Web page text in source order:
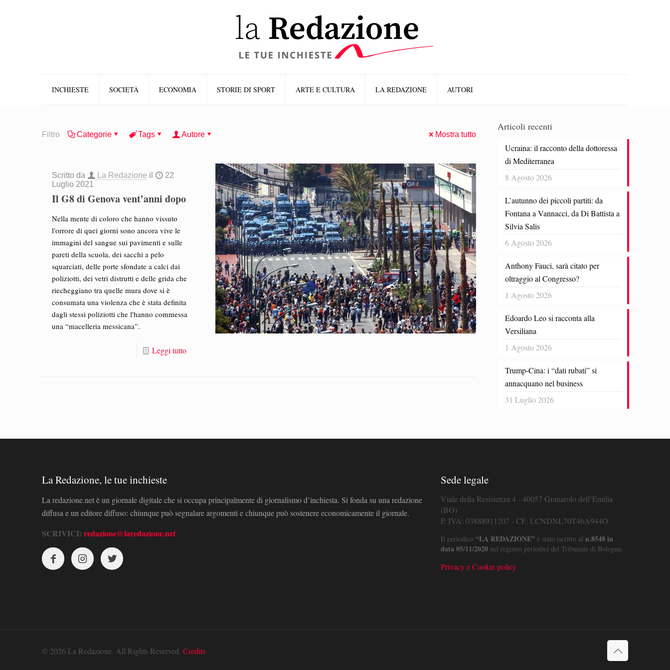
INCHIESTE SOCIETÀ ECONOMIA STORIE DI SPORT ARTE E CULTURA LA REDAZIONE AUTORI
Filtro Categorie Tags Autore Mostra tutto
Scritto da La Redazione il
22
Luglio 2021
Il G8 di Genova vent’anni dopo
Nella mente di coloro che hanno vissuto
l'orrore di quei giorni sono ancora vive le
immagini del sangue sui pavimenti e sulle
pareti della scuola, dei sacchi a pelo
squarciati, delle porte sfondate a calci dai
poliziotti, dei vetri distrutti e delle grida che
riecheggiano tra quelle mura dove si è
consumata una violenza che è stata definita
dagli stessi poliziotti che l'hanno commessa
una “macelleria messicana”.
Leggi tutto
Articoli recenti
Ucraina: il racconto della dottoressa
di Mediterranea
8 Agosto 2026
L’autunno dei piccoli partiti: da
Fontana a Vannacci, da Di Battista a
Silvia Salis
6 Agosto 2026
Anthony Fauci, sarà citato per
oltraggio al Congresso?
1 Agosto 2026
Edoardo Leo si racconta alla
Versiliana
1 Agosto 2026
Trump-Cina: i “dati rubati” si
annacquano nel business
31 Luglio 2026
La Redazione, le tue inchieste
La redazione.net è un giornale digitale che si occupa principalmente di giornalismo d’inchiesta. Si fonda su una redazione
diffusa e un editore diffuso: chiunque può segnalare argomenti e chiunque può sostenere economicamente il giornale.
SCRIVICI: redazione@laredazione.net
Sede legale
Viale della Resistenza 4 - 40057 Granarolo dell’Emilia
(BO)
P. IVA: 03888911207 - CF: LCNDNL70T46A944O
Il periodico “LA REDAZIONE”è stato iscritto al n.8548 in
data 05/11/2020nel registro periodici del Tribunale di Bologna.
Privacy e Cookie policy
© 2026 La Redazione. All Rights Reserved. Credits